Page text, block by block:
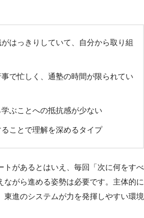
はっきりしていて、自分から取り組
で忙しく、通塾の時間が限られてい
ぶことへの抵抗感が少ない
ことで理解を深めるタイプ
トがあるとはいえ、毎回「次に何をすべ
ながら進める姿勢は必要です。主体的に
東進のシステムが力を発揮しやすい環境